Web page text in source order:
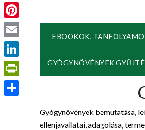
EBOOKOK,
GYÓGYNÖVÉNYEK
Gyógynövények bemutatása,
ellenjavallatai, adagolása,
Gmail
Pinterest
Email
LinkedIn
PrintFriendly